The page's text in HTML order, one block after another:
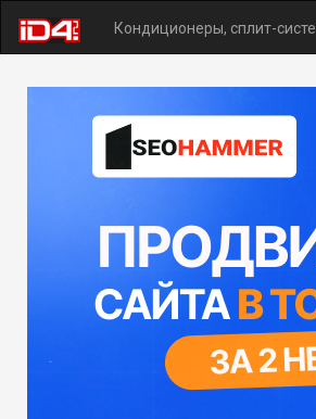
Кондиционеры, сплит-